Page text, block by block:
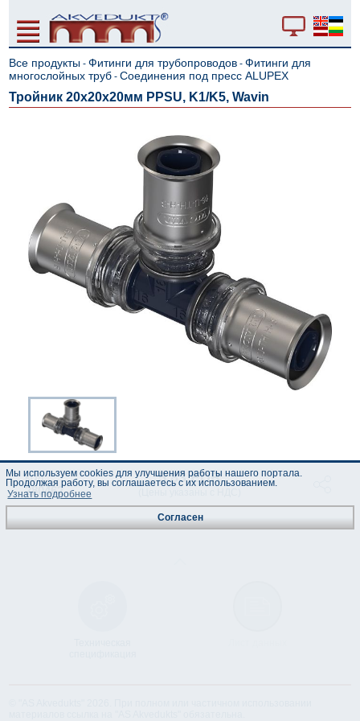
Все продукты -Фитинги для трубопроводов -Фитинги для
многослойных труб -Cоединения под пресс ALUPEX
Тройник 20x20x20мм PPSU, K1/K5, Wavin
код :
280462
5.83 EUR
Мы используем cookies для улучшения работы нашего портала.
Продолжая работу, вы соглашаетесь с их использованием.
Узнать подробнее
Согласен